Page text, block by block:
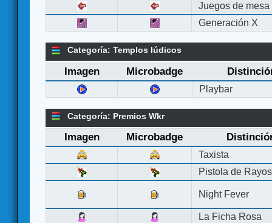
Juegos de mesa
Generación X
Categoría: Templos lúdicos
Imagen Microbadge
Playbar
Categoría: Premios Wkr
Imagen Microbadge
Taxista
Pistola de Rayos
Night Fever
La Ficha Rosa